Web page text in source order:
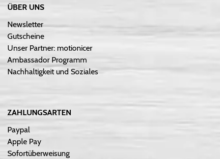
ÜBER UNS
Newsletter
Gutscheine
Unser Partner: motionicer
Ambassador Programm
Nachhaltigkeit und Soziales
ZAHLUNGSARTEN
Paypal
Apple Pay
Sofortüberweisung